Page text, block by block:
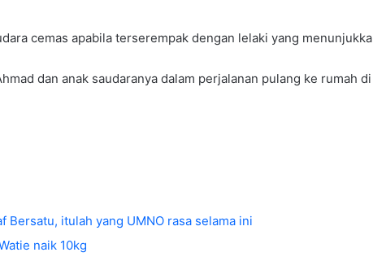
cemas apabila terserempak dengan lelaki yang
dan anak saudaranya dalam perjalanan pulang ke rumah
Bersatu, itulah yang UMNO rasa selama ini
naik 10kg